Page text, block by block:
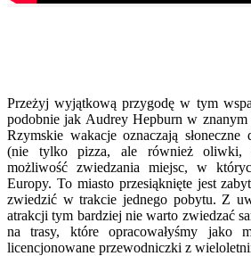
Przeżyj wyjątkową przygodę w tym
podobnie jak Audrey Hepburn w znanym
Rzymskie wakacje oznaczają słoneczne
(nie tylko pizza, ale również oliwki,
możliwość zwiedzania miejsc, w
Europy. To miasto przesiąknięte jest
zwiedzić w trakcie jednego pobytu. Z
atrakcji tym bardziej nie warto zwiedzać
na trasy, które opracowałyśmy jako
licencjonowane przewodniczki z